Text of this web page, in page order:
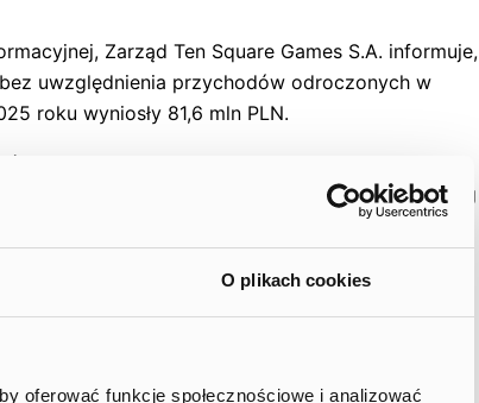
O plikach cookies
oferować funkcje społecznościowe i analizować
Zarząd Ten Square Games S.A. informuje,
uwzględnienia przychodów odroczonych w
roku wyniosły 81,6 mln PLN.
wygenerowanych przez grę Fishing Clash, co
(18,7%) odnosi się do płatności w grze Hunting
Hunting Clash – 4,8 mln PLN, a Wings of Heroes
Clash – 5,4 mln PLN, a Wings of Heroes – 2,2